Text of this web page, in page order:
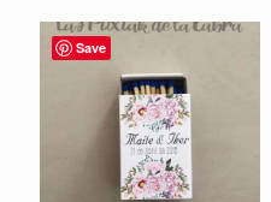
Save